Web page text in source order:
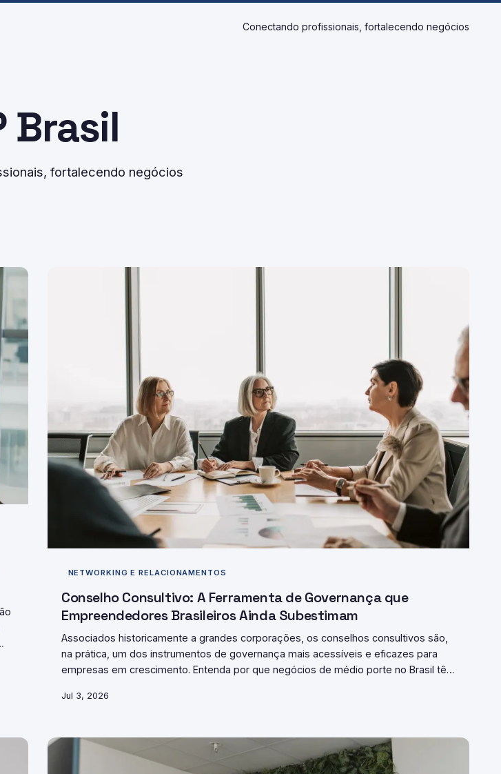
Conectando profissionais, fortalecendo negócios
Brasil
fortalecendo negócios
NETWORKING E RELACIONAMENTOS
Conselho Consultivo: A Ferramenta de Governança que
Empreendedores Brasileiros Ainda Subestimam
Associados historicamente a grandes corporações, os conselhos consultivos são,
na prática, um dos instrumentos de governança mais acessíveis e eficazes para
empresas em crescimento. Entenda por que negócios de médio porte no Brasil têm
propósito.
Jul 3, 2026